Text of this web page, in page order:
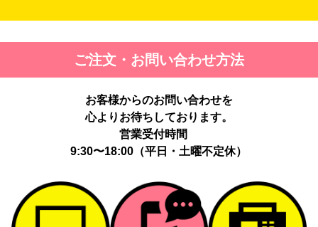
４. 個人情報を第三者に提供することが予定される場合の事項
第三者に提供する目的：パーソナライズ広告配信および効果測定・
最適化のため。
提供する個人情報の項目：Cookie 等の識別子、広告 ID、閲覧・行
動履歴、IP、ブラウザ・端末情報、（同意時）メールアドレス等の
提供の手段又は方法：当社ウェブサイトのタグ・SDK・API 等に
よる安全な電送、又は管理コンソールからの連携。
提供先：広告配信事業者（例：Google LLC等）。
個人情報の取り扱いに関する契約：提供先と個人情報取扱い契約
す。
お客様の個人情報は、以下掲げる場合以外に、事前にご本人の同意
ご注文・お問い合わせ方法
お客様からのお問い合わせを
心よりお待ちしております。
営業受付時間
9:30〜18:00（平日・土曜不定休）